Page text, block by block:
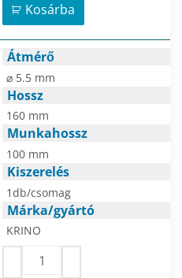
Kosárba
Átmérő
⌀ 5.5 mm
Hossz
160 mm
Munkahossz
100 mm
Kiszerelés
1db/csomag
Márka/gyártó
KRINO